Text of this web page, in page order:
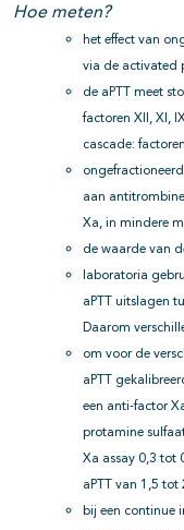
Hoe meten?
het effect van
via de activated
de aPTT meet
factoren XII, XI,
cascade:
aan
Xa, in mindere
de waarde van
laboratoria
aPTT uitslagen
Daarom
om voor de
aPTT
een anti-factor
protamine
Xa assay 0,3 tot
aPTT van 1,5 tot
bij een continue